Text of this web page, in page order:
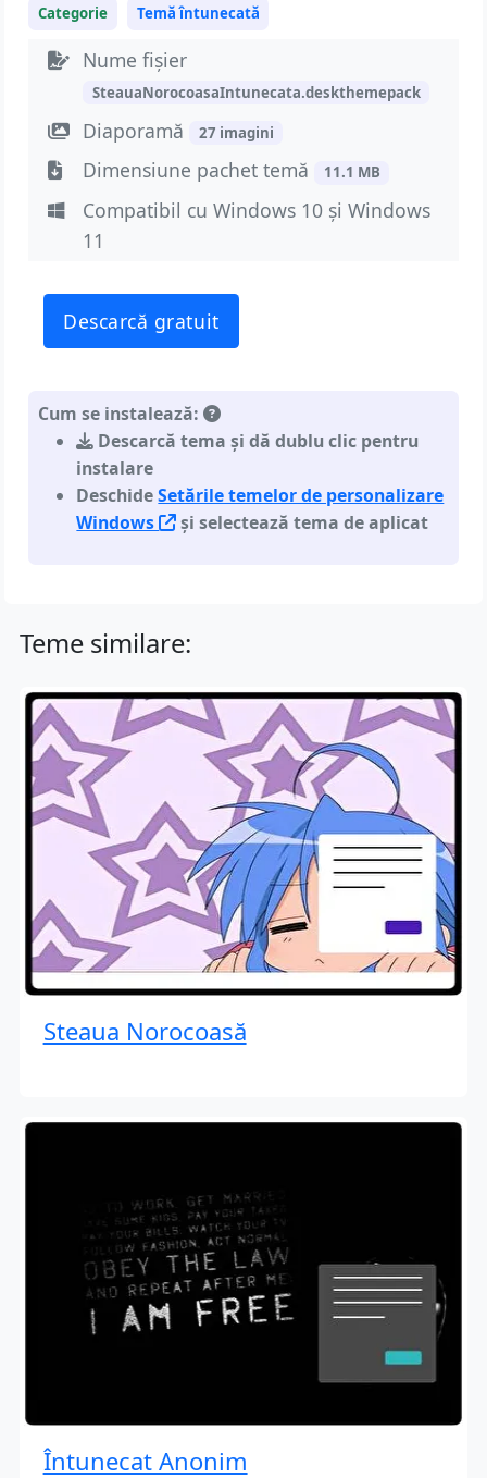
Categorie Temă întunecată
Nume fișier
SteauaNorocoasaIntunecata.deskthemepack
Diaporamă 27 imagini
Dimensiune pachet temă 11.1 MB
Compatibil cu Windows 10 și Windows
11
Descarcă gratuit
Cum se instalează:
Descarcă tema și dă dublu clic pentru
instalare
DeschideSetările temelor de personalizare
Windows
și selectează tema de aplicat
Teme similare:
Steaua Norocoasă
Întunecat Anonim